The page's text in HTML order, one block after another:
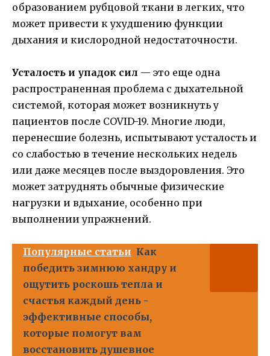
образованием рубцовой ткани в легких, что
может привести к ухудшению функции
дыхания и кислородной недостаточности.
Усталость и упадок сил — это еще одна
распространенная проблема с дыхательной
системой, которая может возникнуть у
пациентов после COVID-19. Многие люди,
перенесшие болезнь, испытывают усталость и
со слабостью в течение нескольких недель
или даже месяцев после выздоровления. Это
может затруднять обычные физические
нагрузки и вдыхание, особенно при
выполнении упражнений.
Популярные статьи Как
победить зимнюю хандру и
ощутить роскошь тепла и
счастья каждый день -
эффективные способы,
которые помогут вам
восстановить душевное